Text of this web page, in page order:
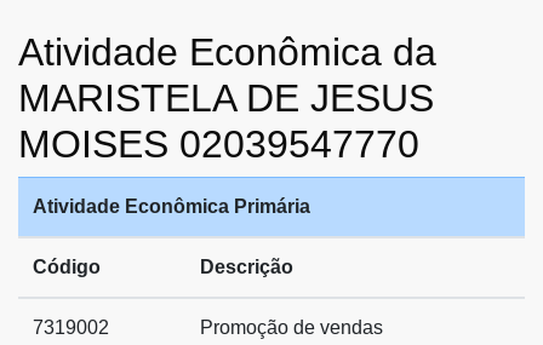
Atividade Econômica da
MARISTELA DE JESUS
MOISES 02039547770
Atividade Econômica Primária
Código Descrição
7319002 Promoção de vendas